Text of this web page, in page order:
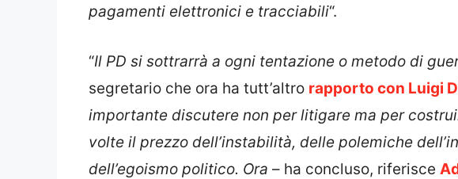
pagamenti elettronici e tracciabili“.
“Il PD si sottrarrà a ogni tentazione o metodo di
segretario che ora ha tutt’altro rapporto con Luigi
importante discutere non per litigare ma per
volte il prezzo dell’instabilità, delle polemiche
dell’egoismo politico. Ora – ha concluso, riferisce